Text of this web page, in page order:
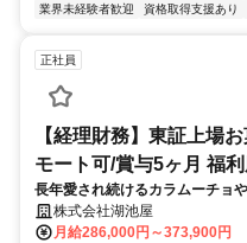
業界未経験者歓迎 資格取得支援あり
正社員
【経理財務】東証上場
モート可/賞与5ヶ月 福
長年愛され続けるカラムーチョ
の人気スナック製品の製造・販
せします。将来的には管理職と
株式会社湖池屋
月給286,000円～373,900円